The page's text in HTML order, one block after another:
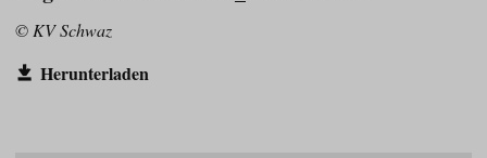
© KV Schwaz
Herunterladen